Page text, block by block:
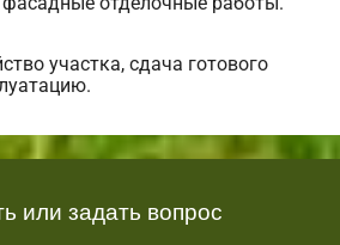
участка, сдача готового
или задать вопрос